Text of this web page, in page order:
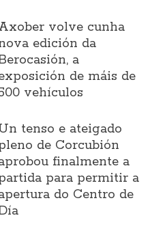
volve cunha
edición da
a
de máis de
vehículos
tenso e ateigado
de Corcubión
finalmente a
para permitir a
do Centro de